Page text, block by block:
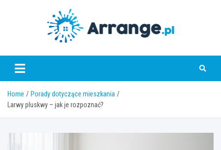
www.arrange.pl
Home
Porady dotyczące mieszkania
Larwy pluskwy – jak je rozpoznać?